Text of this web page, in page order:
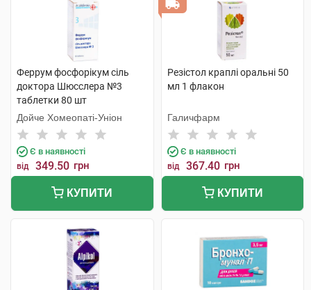
Феррум фосфорiкум сіль
доктора Шюсслера №3
таблетки 80 шт
Дойче Хомеопаті-Уніон
Є в наявності
від 349.50 грн
КУПИТИ
Резістол краплі оральні 50
мл 1 флакон
Галичфарм
Є в наявності
від 367.40 грн
КУПИТИ